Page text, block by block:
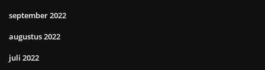
september 2022
augustus 2022
juli 2022